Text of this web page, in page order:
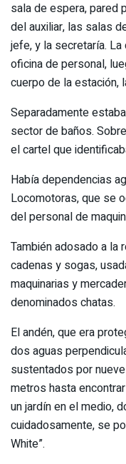
sala de espera, pared
del auxiliar, las salas
jefe, y la secretaría.
oficina de personal,
cuerpo de la estación,
Separadamente
sector de baños.
el cartel que
Había dependencias
Locomotoras, que se
del personal de
También adosado a la
cadenas y sogas,
maquinarias y
denominados chatas.
El andén, que era
dos aguas
sustentados por
metros hasta
un jardín en el medio,
cuidadosamente, se
White”.